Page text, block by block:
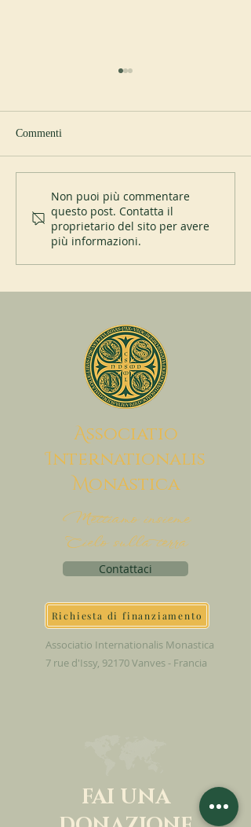
Giubileo del monastero di
Itatinga (Brasile)
Commenti
Non puoi più commentare
questo post. Contatta il
proprietario del sito per avere
più informazioni.
Associatio
Internationalis
MonAstica
Mettiamo insieme
Cielo sulla terra
Contattaci
Richiesta di finanziamento
Associatio Internationalis Monastica
7 rue d'Issy, 92170 Vanves - Francia
FAI UNA